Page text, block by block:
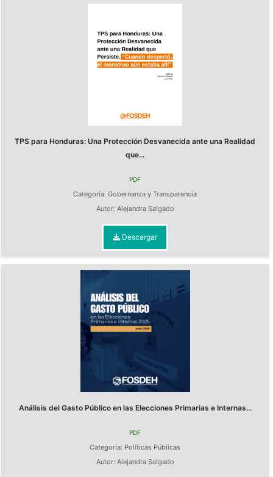
TPS para Honduras: Una Protección Desvanecida ante una Realidad
que...
PDF
Categoría: Gobernanza y Transparencia
Autor: Alejandra Salgado
Descargar
Análisis del Gasto Público en las Elecciones Primarias e Internas...
PDF
Categoría: Políticas Públicas
Autor: Alejandra Salgado